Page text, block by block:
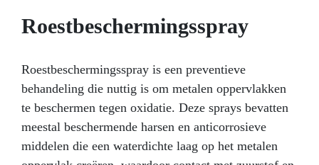
Technische ondersteuning inbegrepen: Hulp of
project. Onze Transparante Epoxyhars is
dankzij haar eigenschappen het ideale product
om tafels, sieraden of welk ander creatief
project dan ook te maken. Toepassingen:
Artistieke gietingen van 1 mm tot 2 cm dik
(meerdere lagen mogelijk) Gietingen in
Roestbeschermingsspray
Roestbeschermingsspray is een preventieve
behandeling die nuttig is om metalen oppervlakken
te beschermen tegen oxidatie. Deze sprays bevatten
meestal beschermende harsen en anticorrosieve
middelen die een waterdichte laag op het metalen